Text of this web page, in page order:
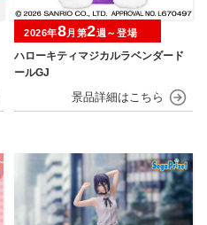
ハローキティマジカルラベンダード
ールGJ
2026年8月第2週～登場